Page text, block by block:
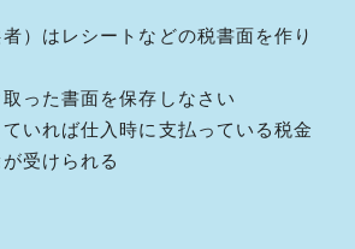
）はレシートなどの税書面を作り
った書面を保存しなさい
いれば仕入時に支払っている税金
受けられる